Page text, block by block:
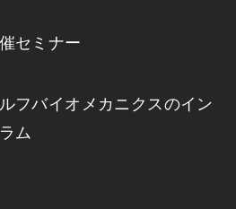
セミナー
フバイオメカニクスのイン
ム